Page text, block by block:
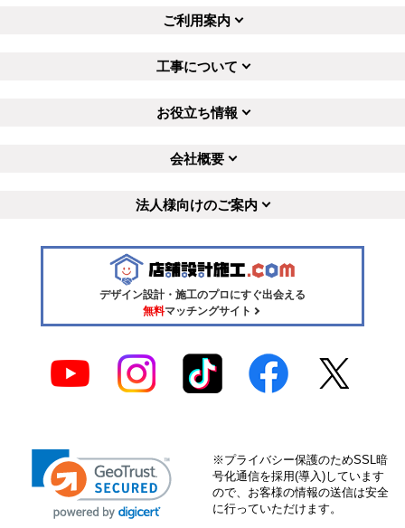
ご利用案内
工事について
お役立ち情報
会社概要
法人様向けのご案内
デザイン設計・施工のプロにすぐ出会える
無料マッチングサイト
※プライバシー保護のためSSL暗
号化通信を採用(導入)しています
ので、お客様の情報の送信は安全
に行っていただけます。